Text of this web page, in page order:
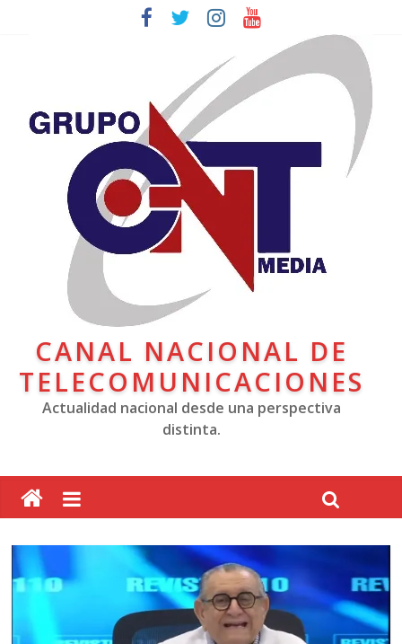
CANAL NACIONAL DE
TELECOMUNICACIONES
Actualidad nacional desde una perspectiva
distinta.